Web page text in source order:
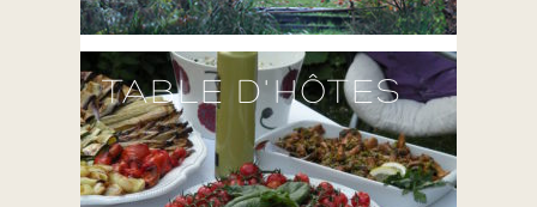
TABLE D'HÔTES